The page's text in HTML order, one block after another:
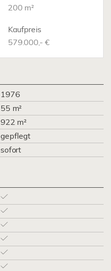
200 m²
Kaufpreis
579.000,- €
1976
55 m²
922 m²
gepflegt
sofort